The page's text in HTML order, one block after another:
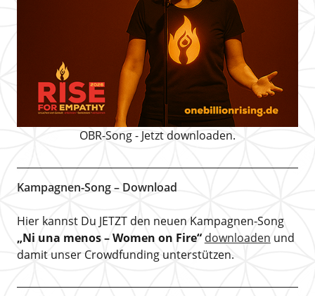
OBR-Song - Jetzt downloaden.
Kampagnen-Song – Download
Hier kannst Du JETZT den neuen Kampagnen-Song
„Ni una menos – Women on Fire“ downloaden und
damit unser Crowdfunding unterstützen.